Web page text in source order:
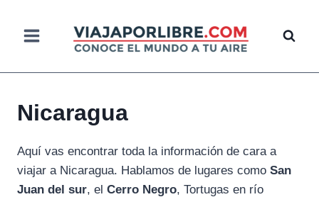
contenido
Nicaragua
Aquí vas encontrar toda la información de cara a
viajar a Nicaragua. Hablamos de lugares como San
Juan del sur, el Cerro Negro, Tortugas en río